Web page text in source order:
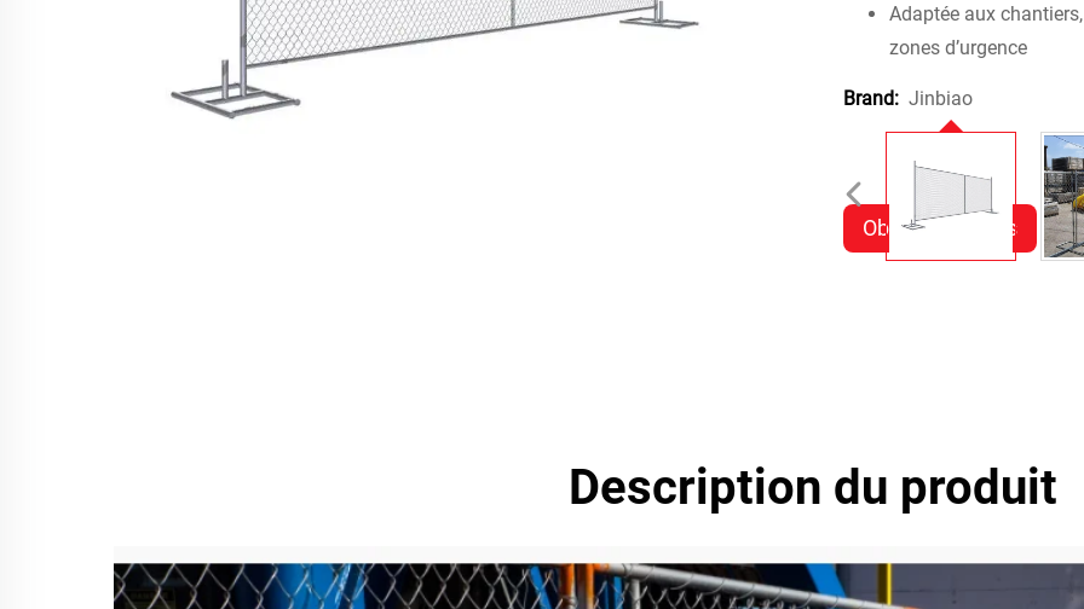
Adaptée aux
zones d’urgence
Brand: Jinbiao
Obtenir un devis
Description du produit